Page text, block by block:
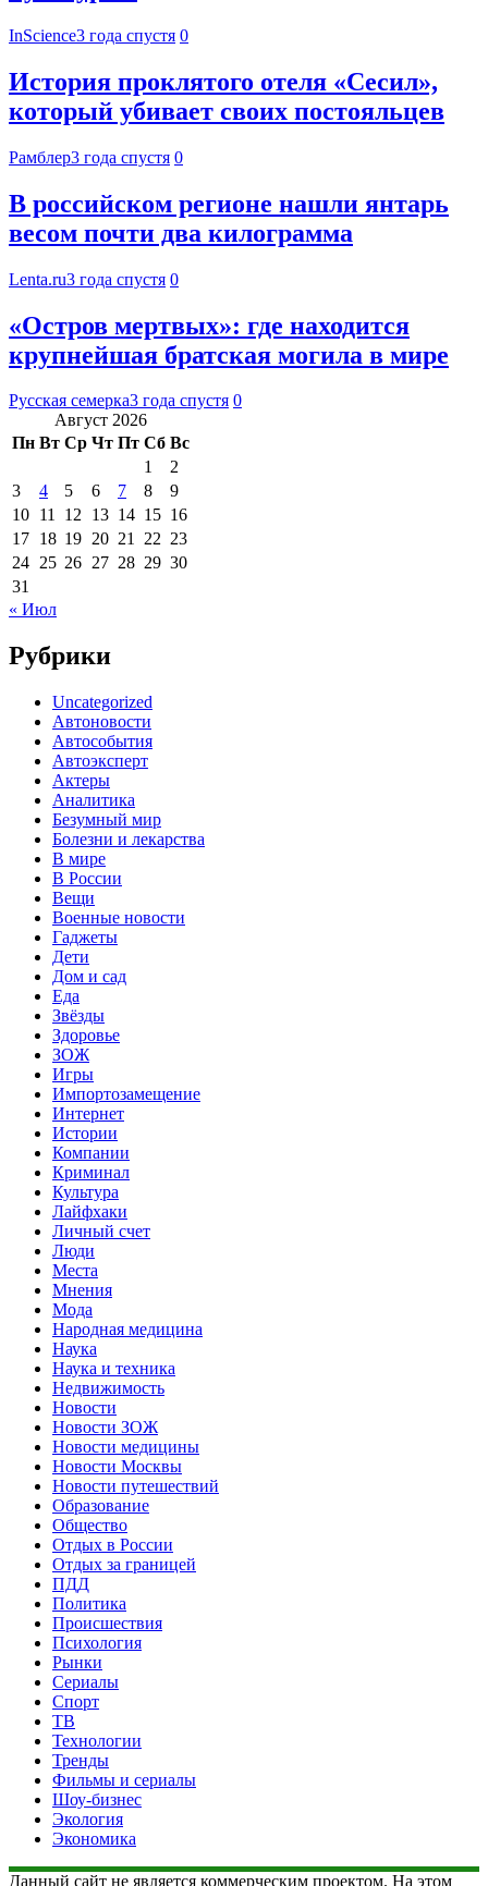
InScience3 года спустя 0
История проклятого отеля «Сесил»,
который убивает своих постояльцев
Рамблер3 года спустя 0
В российском регионе нашли янтарь
весом почти два килограмма
Lenta.ru3 года спустя 0
«Остров мертвых»: где находится
крупнейшая братская могила в мире
Русская семерка3 года спустя 0
Август 2026
Пн Вт Ср Чт Пт Сб Вс
1
2
3
4 5 6 7 8
9
10 11 12 13 14 15 16
17 18 19 20 21 22 23
24 25 26 27 28 29 30
31
« Июл
Рубрики
Uncategorized
Автоновости
Автособытия
Автоэксперт
Актеры
Аналитика
Безумный мир
Болезни и лекарства
В мире
В России
Вещи
Военные новости
Гаджеты
Дети
Дом и сад
Еда
Звёзды
Здоровье
ЗОЖ
Игры
Импортозамещение
Интернет
Истории
Компании
Криминал
Культура
Лайфхаки
Личный счет
Люди
Места
Мнения
Мода
Народная медицина
Наука
Наука и техника
Недвижимость
Новости
Новости ЗОЖ
Новости медицины
Новости Москвы
Новости путешествий
Образование
Общество
Отдых в России
Отдых за границей
ПДД
Политика
Происшествия
Психология
Рынки
Сериалы
Спорт
ТВ
Технологии
Тренды
Фильмы и сериалы
Шоу-бизнес
Экология
Экономика
Данный сайт не является коммерческим проектом. На этом